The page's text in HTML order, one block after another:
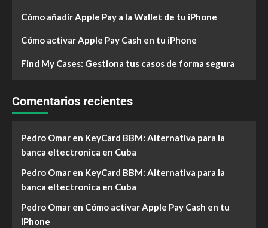
Cómo añadir Apple Pay a la Wallet de tu iPhone
Cómo activar Apple Pay Cash en tu iPhone
Find My Cases: Gestiona tus casos de forma segura
Comentarios recientes
Pedro Omar en KeyCard BBM: Alternativa para la
banca eltectronica en Cuba
Pedro Omar en KeyCard BBM: Alternativa para la
banca eltectronica en Cuba
Pedro Omar en Cómo activar Apple Pay Cash en tu
iPhone